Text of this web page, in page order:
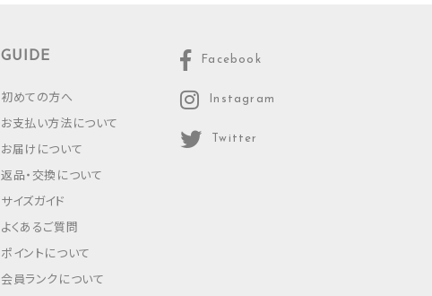
GUIDE
初めての方へ
お支払い方法について
お届けについて
返品・交換について
サイズガイド
よくあるご質問
ポイントについて
会員ランクについて
Facebook
Instagram
Twitter